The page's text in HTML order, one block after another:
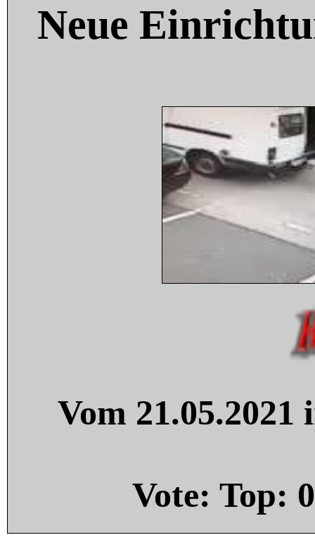
Neue
Vom
Vote: Top: 0